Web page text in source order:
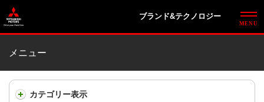
ブランド&テクノロジー
メニュー
カテゴリー表示